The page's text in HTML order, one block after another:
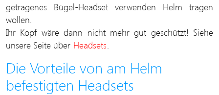
getragenes Bügel-Headset verwenden Helm tragen
wollen.
Ihr Kopf wäre dann nicht mehr gut geschützt! Siehe
unsere Seite über Headsets
Die Vorteile von am Helm
befestigten Headsets